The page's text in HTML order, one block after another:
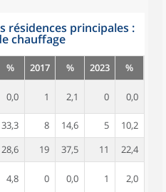
résidences principales :
chauffage
% 2017 % 2023
%
0,0 1 2,1 0 0,0
33,3 8 14,6 5
10,2
28,6 19 37,5 11
22,4
4,8 0 0,0 1 2,0